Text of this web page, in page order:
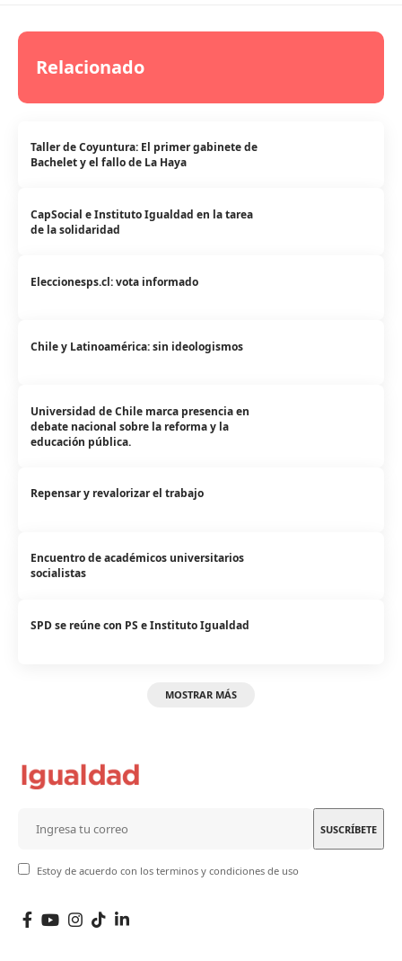
Relacionado
Taller de Coyuntura: El primer gabinete de
Bachelet y el fallo de La Haya
CapSocial e Instituto Igualdad en la tarea
de la solidaridad
Eleccionesps.cl: vota informado
Chile y Latinoamérica: sin ideologismos
Universidad de Chile marca presencia en
debate nacional sobre la reforma y la
educación pública.
Repensar y revalorizar el trabajo
Encuentro de académicos universitarios
socialistas
SPD se reúne con PS e Instituto Igualdad
MOSTRAR MÁS
Estoy de acuerdo con los terminos y condiciones de uso